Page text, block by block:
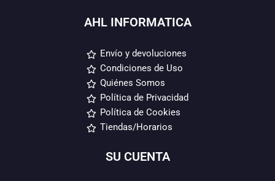
AHL INFORMATICA
Envío y devoluciones
Condiciones de Uso
Quiénes Somos
Política de Privacidad
Política de Cookies
Tiendas/Horarios
SU CUENTA